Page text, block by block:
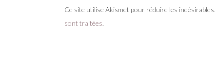
Ce site utilise Akismet pour réduire les indésirables.
sont traitées.